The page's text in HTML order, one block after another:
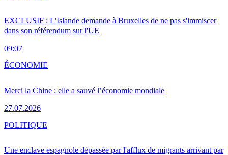
EXCLUSIF : L'Islande demande à Bruxelles de ne pas s'immiscer
dans son référendum sur l'UE
09:07
Merci la Chine : elle a sauvé l’économie mondiale
27.07.2026
ÉCONOMIE
Une enclave espagnole dépassée par l'afflux de migrants arrivant par
POLITIQUE